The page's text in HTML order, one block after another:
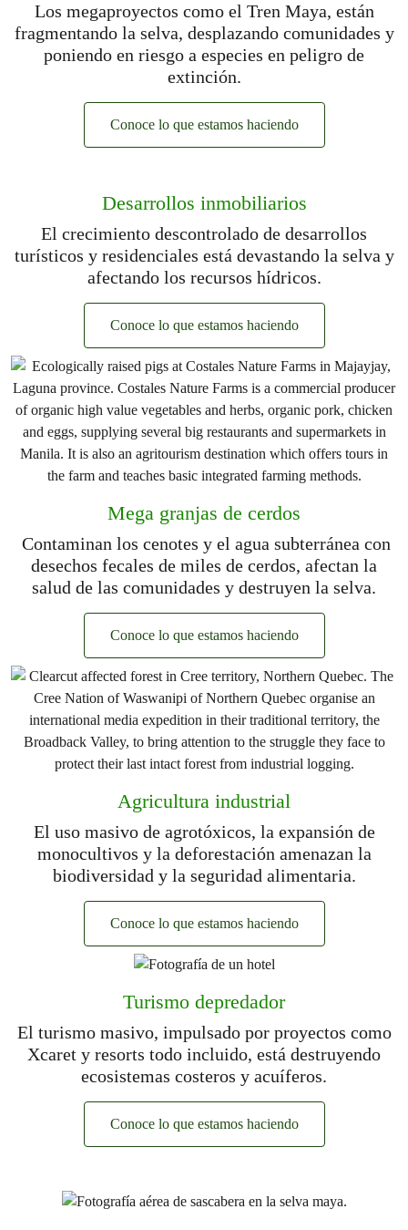
Los megaproyectos como el Tren Maya, están
fragmentando la selva, desplazando comunidades y
poniendo en riesgo a especies en peligro de
extinción.
Conoce lo que estamos haciendo
Desarrollos inmobiliarios
El crecimiento descontrolado de desarrollos
turísticos y residenciales está devastando la selva y
afectando los recursos hídricos.
Conoce lo que estamos haciendo
Mega granjas de cerdos
Contaminan los cenotes y el agua subterránea con
desechos fecales de miles de cerdos, afectan la
salud de las comunidades y destruyen la selva.
Conoce lo que estamos haciendo
Agricultura industrial
El uso masivo de agrotóxicos, la expansión de
monocultivos y la deforestación amenazan la
biodiversidad y la seguridad alimentaria.
Conoce lo que estamos haciendo
Turismo depredador
El turismo masivo, impulsado por proyectos como
Xcaret y resorts todo incluido, está destruyendo
ecosistemas costeros y acuíferos.
Conoce lo que estamos haciendo